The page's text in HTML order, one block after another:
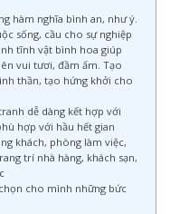
hàm nghĩa bình an, như ý.
sống, cầu cho sự nghiệp
tĩnh vật bình hoa giúp
vui tươi, đầm ấm. Tạo
thần, tạo hứng khởi cho
dễ dàng kết hợp với
hợp với hầu hết gian
khách, phòng làm việc,
trí nhà hàng, khách sạn,
cho mình những bức